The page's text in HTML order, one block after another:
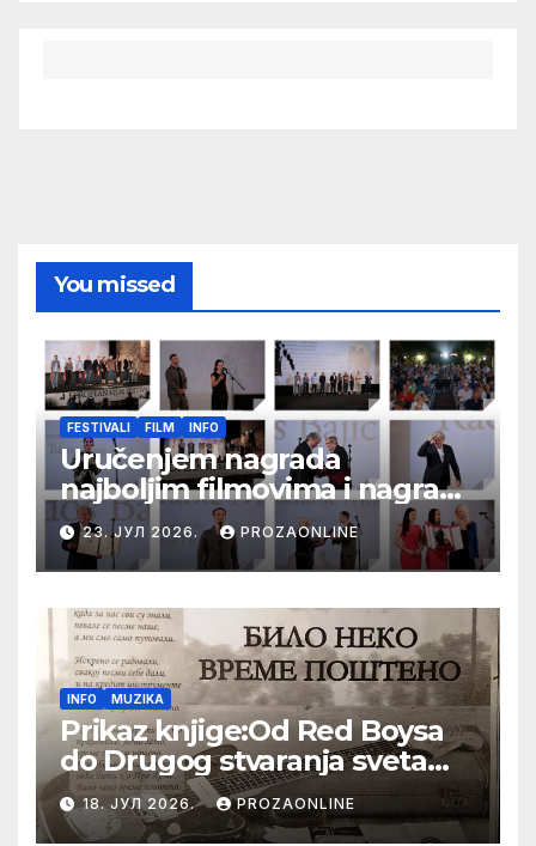
You missed
FESTIVALI FILM INFO
Uručenjem nagrada
najboljim filmovima i nagrade
„Aleksandar Lifka“ Radošu
Bajiću svečano zatvoren 33.
Festival evropskog filma Palić
23. ЈУЛ 2026. PROZAONLINE
INFO MUZIKA
Prikaz knjige:Od Red Boysa
do Drugog stvaranja sveta
(bilo neko vreme pošteno)
(autor- Zlatomira Sremca,
18. ЈУЛ 2026. PROZAONLINE